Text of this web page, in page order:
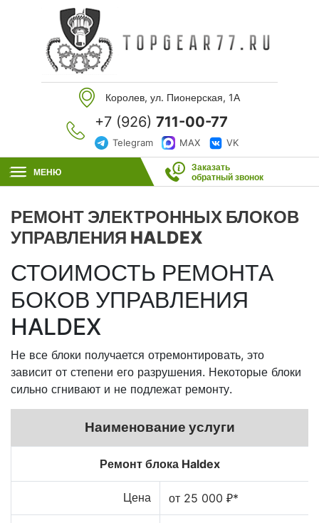
Королев, ул. Пионерская, 1А
+7 (926) 711-00-77
Telegram MAX VK
МЕНЮ
Заказать
обратный звонок
РЕМОНТ ЭЛЕКТРОННЫХ БЛОКОВ
УПРАВЛЕНИЯ HALDEX
СТОИМОСТЬ РЕМОНТА
БОКОВ УПРАВЛЕНИЯ
HALDEX
Не все блоки получается отремонтировать, это
зависит от степени его разрушения. Некоторые блоки
сильно сгнивают и не подлежат ремонту.
Наименование услуги
Ремонт блока Haldex
Цена от 25 000 ₽*